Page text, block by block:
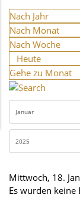
Nach Jahr
Nach Monat
Nach Woche
Heute
Gehe zu Monat
Mittwoch, 18.
Es wurden keine